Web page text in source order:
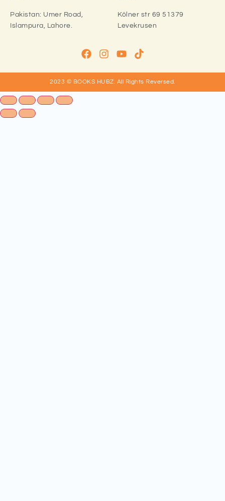
Pakistan: Umer Road,
Islampura, Lahore.
Kölner str 69 51379
Levekrusen
2023 © BOOKS HUBZ. All Rights Reversed.